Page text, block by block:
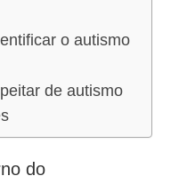
o autismo
de autismo
do